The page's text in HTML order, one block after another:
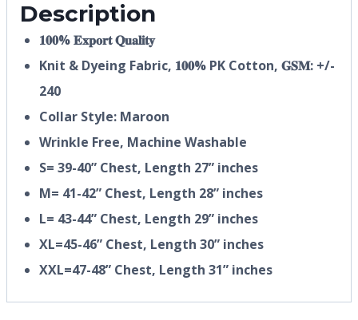
Description
𝟏𝟎𝟎% 𝐄𝐱𝐩𝐨𝐫𝐭 𝐐𝐮𝐚𝐥𝐢𝐭𝐲
Knit & Dyeing Fabric, 𝟏𝟎𝟎% PK Cotton, 𝐆𝐒𝐌: +/-
240
Collar Style: Maroon
Wrinkle Free, Machine Washable
S= 39-40” Chest, Length 27” inches
M= 41-42” Chest, Length 28” inches
L= 43-44” Chest, Length 29” inches
XL=45-46” Chest, Length 30” inches
XXL=47-48” Chest, Length 31” inches